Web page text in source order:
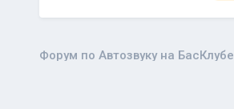
Форум по Автозвуку на БасКлубе